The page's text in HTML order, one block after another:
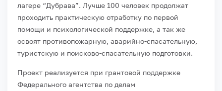
лагере “Дубрава”. Лучше 100 человек продолжат
проходить практическую отработку по первой
помощи и психологической поддержке, а так же
освоят противопожарную, аварийно-спасательную,
туристскую и поисково-спасательную подготовки.
Проект реализуется при грантовой поддержке
Федерального агентства по делам